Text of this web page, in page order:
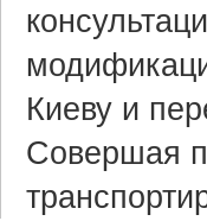
Киеву и
Совершая